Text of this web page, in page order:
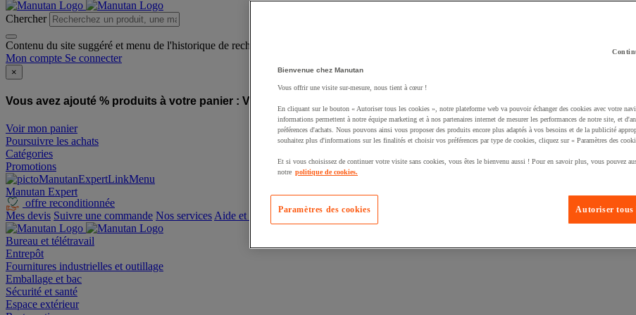
Chercher
Contenu du site suggéré et menu de l'historique de recherche
Mon compte Se connecter
×
Vous avez ajouté % produits à votre panier : Vous avez ajouté un produit à votre panier :
Voir mon panier
Poursuivre les achats
Catégories
Promotions
Manutan Expert
offre reconditionnée
Mes devis Suivre une commande Nos services Aide et contact
Bureau et télétravail
Entrepôt
Fournitures industrielles et outillage
Emballage et bac
Sécurité et santé
Espace extérieur
Bienvenue chez Manutan
Vous offrir une visite sur-mesure, nous tient à cœur !
En cliquant sur le bouton « Autoriser tous les cookies », notre plateforme web va pouvoir échanger des cookies avec votre
informations permettent à notre équipe marketing et à nos partenaires internet de mesurer les performances de notre site, et
préférences d'achats. Nous pouvons ainsi vous proposer des produits encore plus adaptés à vos besoins et de la publicité
souhaitez plus d'informations sur les finalités et choisir vos préférences par type de cookies, cliquez sur « Paramètres des
Et si vous choisissez de continuer votre visite sans cookies, vous êtes le bienvenu aussi ! Pour en savoir plus, vous pouvez
notre politique de cookies.
Autoriser tous
Paramètres des cookies